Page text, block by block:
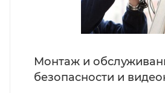
Монтаж и
безопасности и